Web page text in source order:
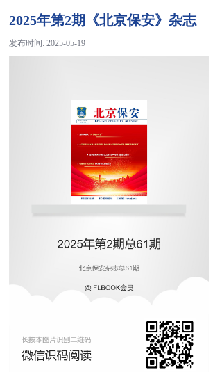
2025年第2期《北京保安》杂志
发布时间: 2025-05-19